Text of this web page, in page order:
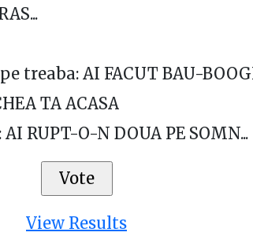
treaba: AI FACUT BAU-
TA ACASA
RUPT-O-N DOUA PE SOMN...
View Results